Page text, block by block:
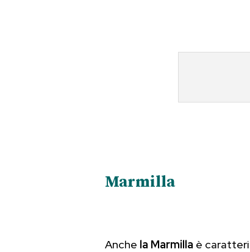
Marmilla
Anche la Marmilla è